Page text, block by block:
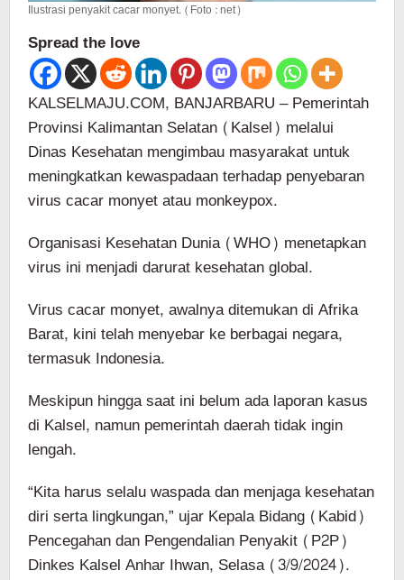
Ilustrasi penyakit cacar monyet. (Foto : net)
Spread the love
KALSELMAJU.COM, BANJARBARU – Pemerintah
Provinsi Kalimantan Selatan (Kalsel) melalui
Dinas Kesehatan mengimbau masyarakat untuk
meningkatkan kewaspadaan terhadap penyebaran
virus cacar monyet atau monkeypox.
Organisasi Kesehatan Dunia (WHO) menetapkan
virus ini menjadi darurat kesehatan global.
Virus cacar monyet, awalnya ditemukan di Afrika
Barat, kini telah menyebar ke berbagai negara,
termasuk Indonesia.
Meskipun hingga saat ini belum ada laporan kasus
di Kalsel, namun pemerintah daerah tidak ingin
lengah.
“Kita harus selalu waspada dan menjaga kesehatan
diri serta lingkungan,” ujar Kepala Bidang (Kabid)
Pencegahan dan Pengendalian Penyakit (P2P)
Dinkes Kalsel Anhar Ihwan, Selasa (3/9/2024).